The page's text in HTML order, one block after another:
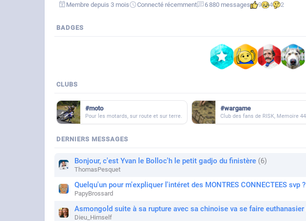
Membre depuis 3 mois
Connecté récemment 6 880 messages 9 4 2
BADGES
CLUBS
#moto
Pour les motards, sur route et sur terre.
#wargame
DERNIERS MESSAGES
Bonjour, c'est Yvan le Bolloc'h le petit gadjo du finistère 6
ThomasPesquet
Quelqu'un pour m'expliquer l'intéret des MONTRES CONNECTEES svp ?
PapyBrossard
Asmongold suite à sa rupture avec sa chinoise va se faire euthanasier
Dieu_Himself